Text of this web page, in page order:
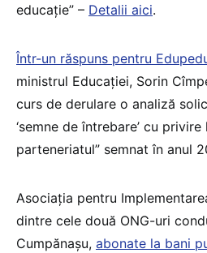
educație” – Detalii aici.
Într-un răspuns pentru
ministrul Educației, Sorin
curs de derulare o analiză
‘semne de întrebare’ cu
parteneriatul” semnat în anul
Asociația pentru
dintre cele două ONG-uri
Cumpănașu, abonate la bani